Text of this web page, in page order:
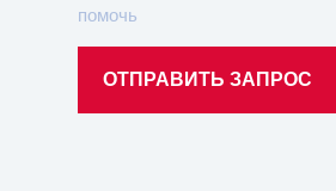
помочь
ОТПРАВИТЬ ЗАПРОС